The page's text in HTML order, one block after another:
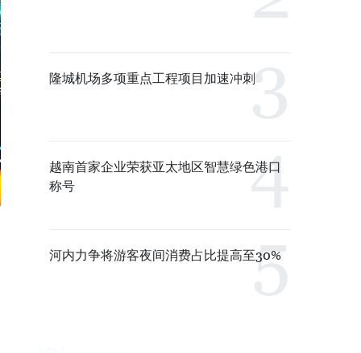
隆城机场多项重点工程项目加速冲刺
越南首家企业荣获亚太地区智慧绿色港口
称号
河内力争将游客夜间消费占比提高至30%